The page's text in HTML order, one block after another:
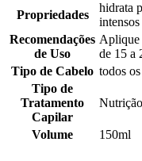
Propriedades
hidrata
intensos
Recomendações
de Uso
Aplique
de 15 a
Tipo de Cabelo todos
Tipo de
Tratamento
Capilar
Nutrição
Volume 150ml